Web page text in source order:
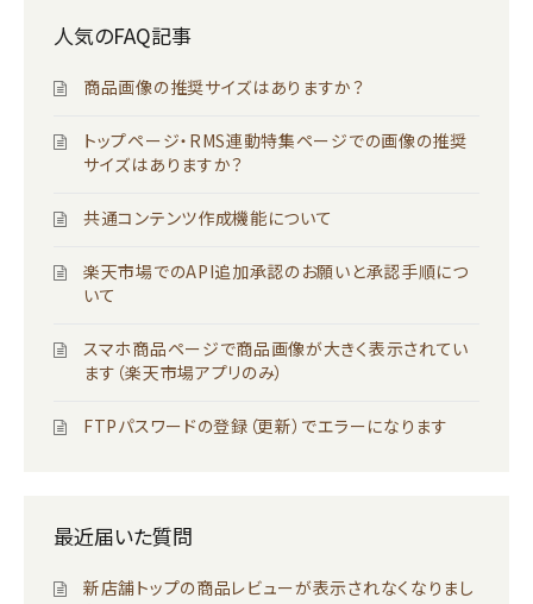
人気のFAQ記事
商品画像の推奨サイズはありますか？
トップページ・RMS連動特集ページでの画像の推奨
サイズはありますか？
共通コンテンツ作成機能について
楽天市場でのAPI追加承認のお願いと承認手順につ
いて
スマホ商品ページで商品画像が大きく表示されてい
ます（楽天市場アプリのみ）
FTPパスワードの登録（更新）でエラーになります
最近届いた質問
新店舗トップの商品レビューが表示されなくなりまし